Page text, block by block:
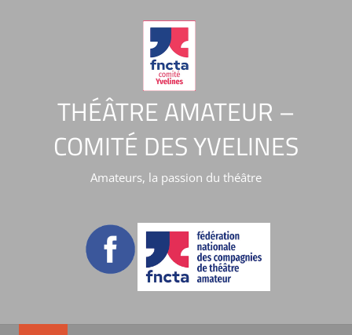
THÉÂTRE AMATEUR –
COMITÉ DES YVELINES
Amateurs, la passion du théâtre